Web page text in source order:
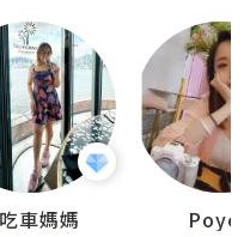
車媽媽